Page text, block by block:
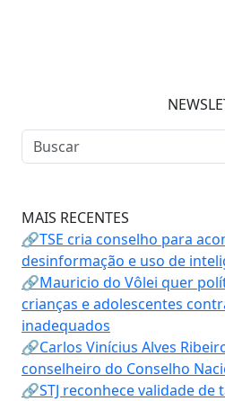
MAIS RECENTES
🔗TSE cria conselho para
desinformação e uso de
🔗Mauricio do Vôlei quer
crianças e adolescentes
inadequados
🔗Carlos Vinícius Alves
conselheiro do Conselho
🔗STJ reconhece validade